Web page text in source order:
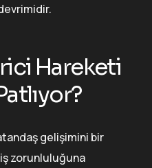
Hareketi
gelişimini bir
iş zorunluluğuna